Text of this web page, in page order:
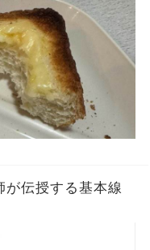
が伝授する基本線